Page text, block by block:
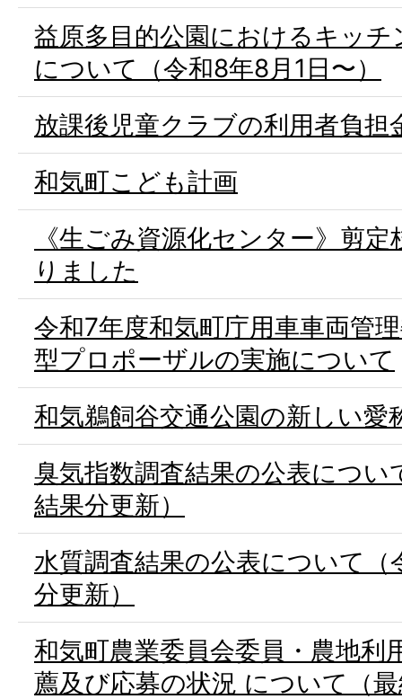
益原多目的公園におけるキッ
について（令和8年8月1日〜）
放課後児童クラブの利用者負担
和気町こども計画
《生ごみ資源化センター》剪
りました
令和7年度和気町庁用車車両管
型プロポーザルの実施について
和気鵜飼谷交通公園の新しい愛
臭気指数調査結果の公表につい
結果分更新）
水質調査結果の公表について（
分更新）
和気町農業委員会委員・農地利
薦及び応募の状況 について（